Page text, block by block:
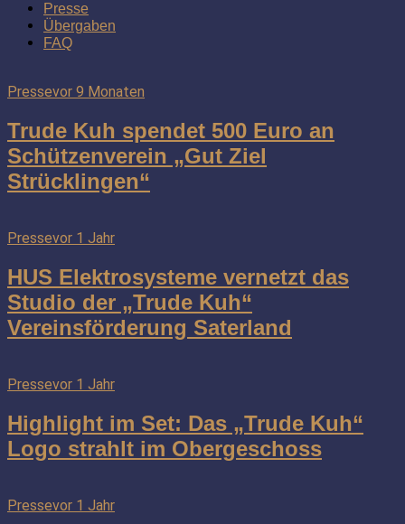
Presse
Übergaben
FAQ
Pressevor 9 Monaten
Trude Kuh spendet 500 Euro an
Schützenverein „Gut Ziel
Strücklingen“
Pressevor 1 Jahr
HUS Elektrosysteme vernetzt das
Studio der „Trude Kuh“
Vereinsförderung Saterland
Pressevor 1 Jahr
Highlight im Set: Das „Trude Kuh“
Logo strahlt im Obergeschoss
Pressevor 1 Jahr